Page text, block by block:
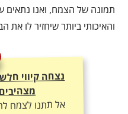
תמונה של הצמח, ואנו נתאים
והאיכותי ביותר שיחזיר לו
נצחה קיווי
אל תתנו לצמח
ליהנות
ועלוקה ירוקה